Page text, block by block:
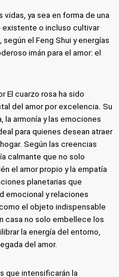
vidas, ya sea en forma de una
existente o incluso cultivar
el Feng Shui y energías
imán para el amor: el
El cuarzo rosa ha sido
del amor por excelencia. Su
la armonía y las emociones
para quienes desean atraer
Según las creencias
calmante que no solo
el amor propio y la empatía
planetarias que
emocional y relaciones
el objeto indispensable
casa no solo embellece los
la energía del entorno,
del amor.
que intensificarán la